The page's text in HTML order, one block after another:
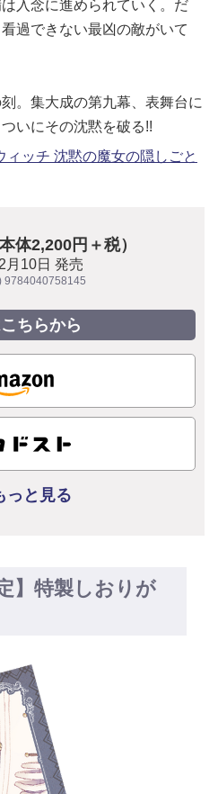
入念に進められていく。だ
過できない最凶の敵がいて
。集大成の第九幕、表舞台に
いにその沈黙を破る!!
ィッチ 沈黙の魔女の隠しごと
体2,200円＋税）
月10日 発売
9784040758145
ちらから
っと見る
】特製しおりが